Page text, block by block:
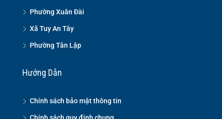
Phường Xuân Đài
Xã Tuy An Tây
Phường Tân Lập
Hướng Dẫn
Chính sách bảo mật thông tin